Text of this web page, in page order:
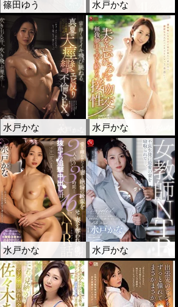
篠田ゆう 水戸かな
水戸かな 水戸かな
水戸かな 水戸かな